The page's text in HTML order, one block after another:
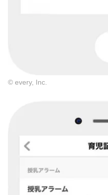
© every, Inc.